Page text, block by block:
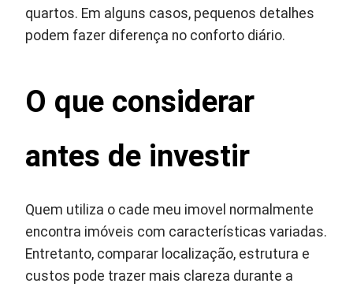
quartos. Em alguns casos, pequenos detalhes
podem fazer diferença no conforto diário.
O que considerar
antes de investir
Quem utiliza o cade meu imovel normalmente
encontra imóveis com características variadas.
Entretanto, comparar localização, estrutura e
custos pode trazer mais clareza durante a